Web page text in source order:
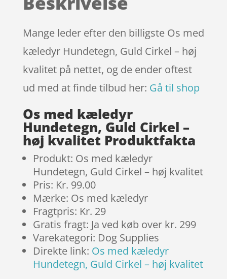
mmelser
Mange leder efter den billigste Os med
kæledyr Hundetegn, Guld Cirkel – høj
kvalitet på nettet, og de ender oftest
ud med at finde tilbud her: Gå til shop
Os med kæledyr
Hundetegn, Guld Cirkel –
høj kvalitet Produktfakta
Produkt: Os med kæledyr
Hundetegn, Guld Cirkel – høj kvalitet
Pris: Kr. 99.00
Mærke: Os med kæledyr
Fragtpris: Kr. 29
Gratis fragt: Ja ved køb over kr. 299
Varekategori: Dog Supplies
Direkte link: Os med kæledyr
Hundetegn, Guld Cirkel – høj kvalitet